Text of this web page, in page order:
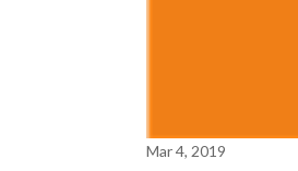
Mar 4, 2019